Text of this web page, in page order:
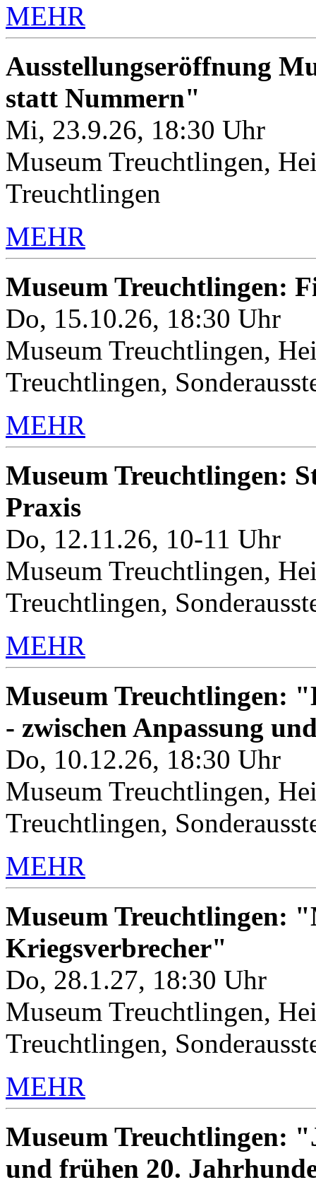
MEHR
Ausstellungseröffnung
statt Nummern"
Mi, 23.9.26, 18:30 Uhr
Museum Treuchtlingen,
Treuchtlingen
MEHR
Museum Treuchtlingen:
Do, 15.10.26, 18:30 Uhr
Museum Treuchtlingen,
Treuchtlingen,
MEHR
Museum Treuchtlingen:
Praxis
Do, 12.11.26, 10-11 Uhr
Museum Treuchtlingen,
Treuchtlingen,
MEHR
Museum Treuchtlingen:
- zwischen Anpassung
Do, 10.12.26, 18:30 Uhr
Museum Treuchtlingen,
Treuchtlingen,
MEHR
Museum Treuchtlingen:
Kriegsverbrecher"
Do, 28.1.27, 18:30 Uhr
Museum Treuchtlingen,
Treuchtlingen,
MEHR
Museum Treuchtlingen:
und frühen 20.